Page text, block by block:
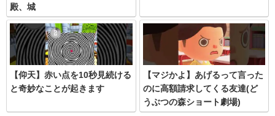
殿、城
【仰天】赤い点を10秒見続ける
と奇妙なことが起きます
【マジかよ】あげるって言った
のに高額請求してくる友達(ど
うぶつの森ショート劇場)